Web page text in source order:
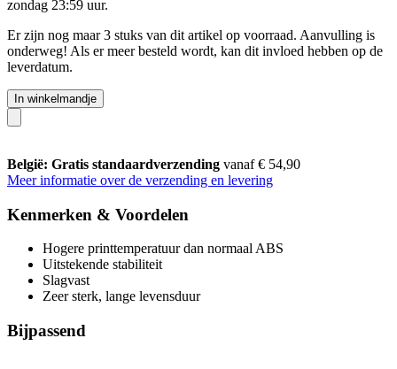
zondag 23:59 uur.
Er zijn nog maar 3 stuks van dit artikel op voorraad. Aanvulling is
onderweg! Als er meer besteld wordt, kan dit invloed hebben op de
leverdatum.
In winkelmandje
België: Gratis standaardverzending vanaf € 54,90
Meer informatie over de verzending en levering
Kenmerken & Voordelen
Hogere printtemperatuur dan normaal ABS
Uitstekende stabiliteit
Slagvast
Zeer sterk, lange levensduur
Bijpassend